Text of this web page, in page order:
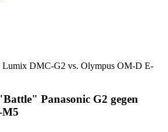
Lumix DMC-G2 vs. Olympus OM-D E-
Panasonic G2 gegen
M5